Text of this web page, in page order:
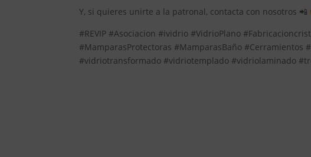
Y, si quieres unirte a la patronal, contacta con nosotros 📲
#REVIP #Asociacion #ividrio #VidrioPlano
#MamparasProtectoras #MamparasBaño #Cerramientos
#vidriotransformado #vidriotemplado #vidriolaminado